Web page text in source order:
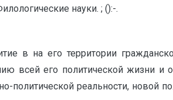
науки. ; ():-.
в на его территории
всей его политической жизни и
реальности, новой